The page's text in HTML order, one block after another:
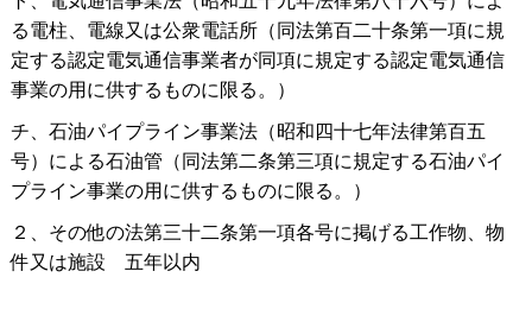
る電柱、電線又は公衆電話所（同法第百二十条第一項に規
定する認定電気通信事業者が同項に規定する認定電気通信
事業の用に供するものに限る。）
チ、石油パイプライン事業法（昭和四十七年法律第百五
号）による石油管（同法第二条第三項に規定する石油パイ
プライン事業の用に供するものに限る。）
２、その他の法第三十二条第一項各号に掲げる工作物、物
件又は施設 五年以内